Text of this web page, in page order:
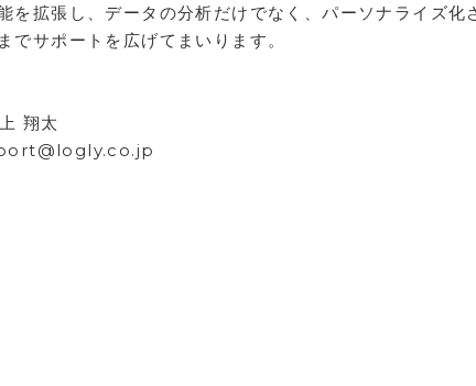
拡張し、データの分析だけでなく、パーソナライズ化
サポートを広げてまいります。
翔太